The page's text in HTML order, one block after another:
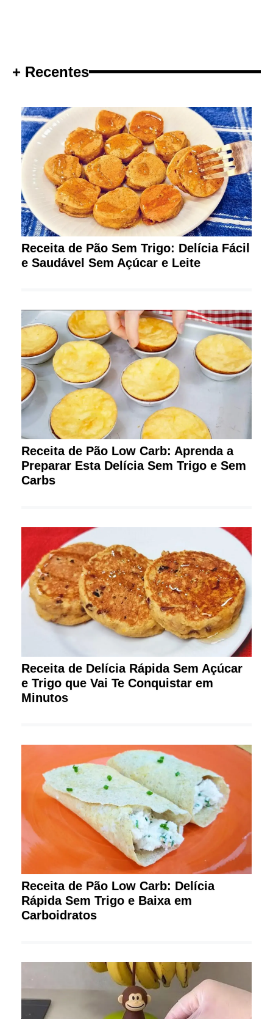
+ Recentes
Receita de Pão Sem Trigo: Delícia Fácil
e Saudável Sem Açúcar e Leite
Receita de Pão Low Carb: Aprenda a
Preparar Esta Delícia Sem Trigo e Sem
Carbs
Receita de Delícia Rápida Sem Açúcar
e Trigo que Vai Te Conquistar em
Minutos
Receita de Pão Low Carb: Delícia
Rápida Sem Trigo e Baixa em
Carboidratos